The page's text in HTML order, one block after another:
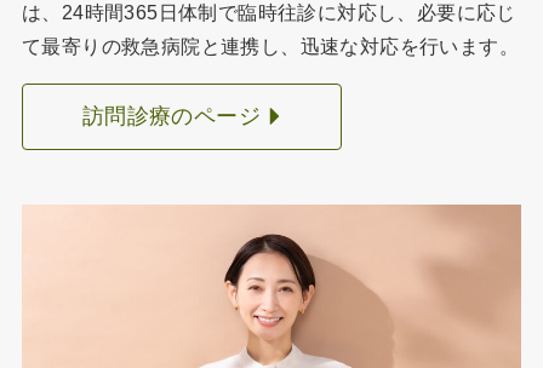
は、24時間365日体制で臨時往診に対応し、必要に応じ
て最寄りの救急病院と連携し、迅速な対応を行います。
訪問診療のページ